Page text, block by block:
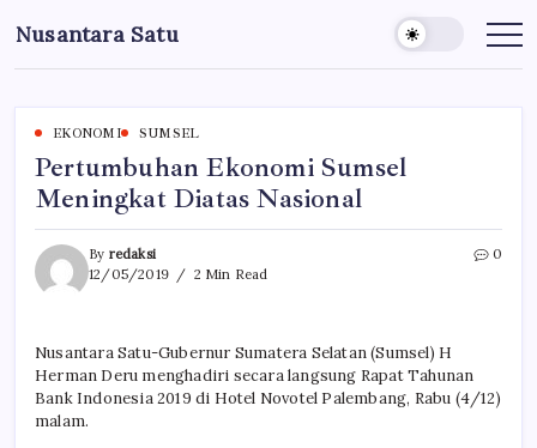
to
content
Nusantara Satu
Berita
Nusantara
EKONOMI SUMSEL
Pertumbuhan Ekonomi Sumsel
Meningkat Diatas Nasional
By redaksi
12/05/2019
2 Min Read
0
Nusantara Satu-Gubernur Sumatera Selatan (Sumsel) H
Herman Deru menghadiri secara langsung Rapat Tahunan
Bank Indonesia 2019 di Hotel Novotel Palembang, Rabu (4/12)
malam.